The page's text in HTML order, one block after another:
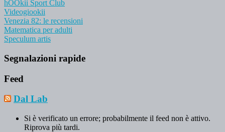
hOOkii Sport Club
Videogiookii
Venezia 82: le recensioni
Matematica per adulti
Speculum artis
Segnalazioni rapide
Feed
Dal Lab
Si è verificato un errore; probabilmente il feed non è attivo.
Riprova più tardi.